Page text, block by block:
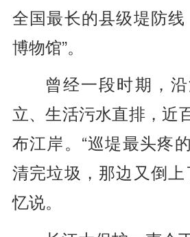
全国最长的县级堤防线
博物馆”。
曾经一段时期，
立、生活污水直排，近
布江岸。“巡堤最头疼
清完垃圾，那边又倒上
忆说。